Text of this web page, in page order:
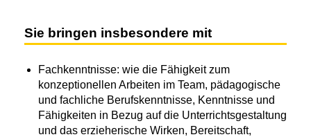
Sie bringen insbesondere mit
Fachkenntnisse: wie die Fähigkeit zum
konzeptionellen Arbeiten im Team, pädagogische
und fachliche Berufskenntnisse, Kenntnisse und
Fähigkeiten in Bezug auf die Unterrichtsgestaltung
und das erzieherische Wirken, Bereitschaft,